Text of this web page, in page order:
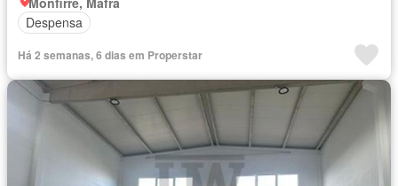
Despensa
Há 2 semanas, 6 dias em Properstar